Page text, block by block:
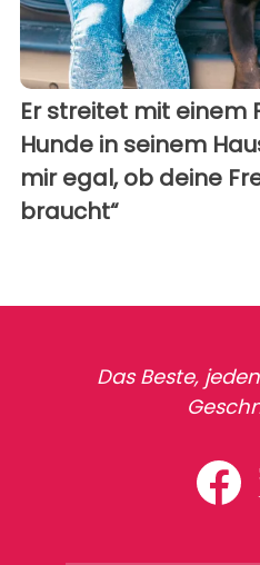
Er streitet mit einem
Hunde in seinem
mir egal, ob deine
braucht“
Das Beste,